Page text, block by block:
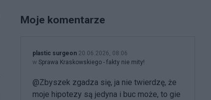
Moje komentarze
plastic surgeon 20.06.2026, 08:06
w Sprawa Kraskowskiego - fakty nie mity!
@Zbyszek zgadza się, ja nie twierdzę, że
moje hipotezy są jedyna i buc może, to gie